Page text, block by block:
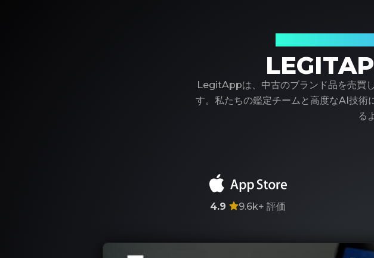
LegitAppは、中古のブランド品を売買
す。私たちの鑑定チームと高度なAI技術
る
4.9 9.6k+ 評価